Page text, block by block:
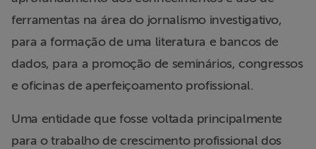
e Litigância
Documentários
Homenageados
ferramentas na área do jornalismo investigativo,
para a formação de uma literatura e bancos de
dados, para a promoção de seminários, congressos
e oficinas de aperfeiçoamento profissional.
Uma entidade que fosse voltada principalmente
para o trabalho de crescimento profissional dos